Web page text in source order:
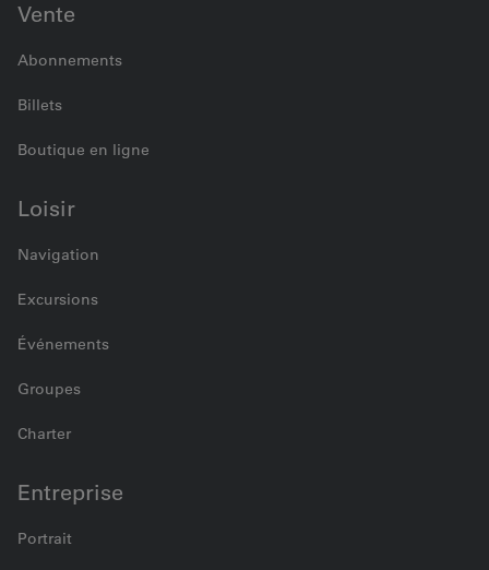
Vente
Abonnements
Billets
Boutique en ligne
Loisir
Navigation
Excursions
Événements
Groupes
Charter
Entreprise
Portrait